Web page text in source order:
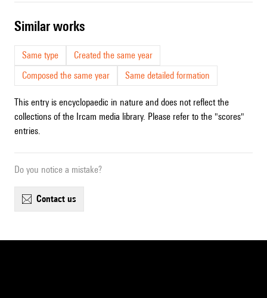
similar works
Same type
Created the same year
Composed the same year
Same detailed formation
This entry is encyclopaedic in nature and does not reflect the
collections of the Ircam media library. Please refer to the "scores"
entries.
Do you notice a mistake?
contact us